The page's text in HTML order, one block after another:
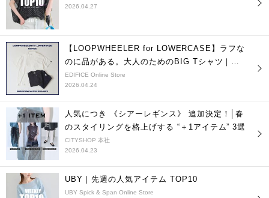
2026.04.27
【LOOPWHEELER for LOWERCASE】ラフな
のに品がある。大人のためのBIG Tシャツ｜
EDIFICE
EDIFICE Online Store
2026.04.24
人気につき 《シアーレギンス》 追加決定！│春
のスタイリングを格上げする “＋1アイテム” 3選
CITYSHOP 本社
2026.04.23
UBY｜先週の人気アイテム TOP10
UBY Spick & Span Online Store